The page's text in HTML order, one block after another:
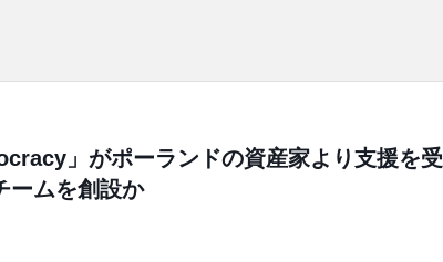
」がポーランドの資産家より支援を受
ームを創設か